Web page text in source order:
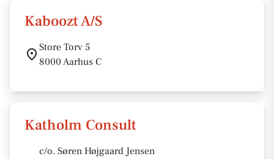
Kaboozt A/S
Store Torv 5
8000 Aarhus C
Katholm Consult
c/o. Søren Højgaard Jensen